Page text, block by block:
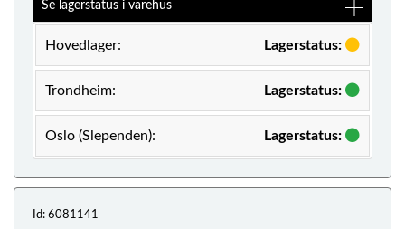
Se lagerstatus i varehus
Hovedlager: Lagerstatus:
Trondheim: Lagerstatus:
Oslo (Slependen): Lagerstatus:
Id: 6081141